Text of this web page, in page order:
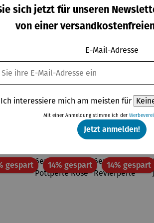
Preis:
€
Eiskugel |
Collins
Regulärer Preis:
24,90 €
FROID
Regulärer
169,00 €
Topseller aus der Kategorie
gespartRabatt14% gespartRabatt14% gespart
sich jetzt für unseren
von einer
E-Mail-Adresse
Ich interessiere mich am meisten für
Mit einer Anmeldung stimme ich der
Jetzt anmelden!